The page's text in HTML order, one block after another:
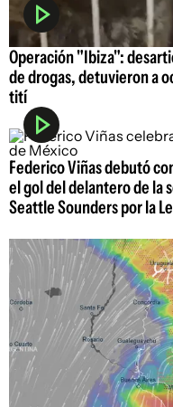
Operación "Ibiza":
de drogas, detuvieron a
tití
Federico Viñas debutó
el gol del delantero de la
Seattle Sounders por la